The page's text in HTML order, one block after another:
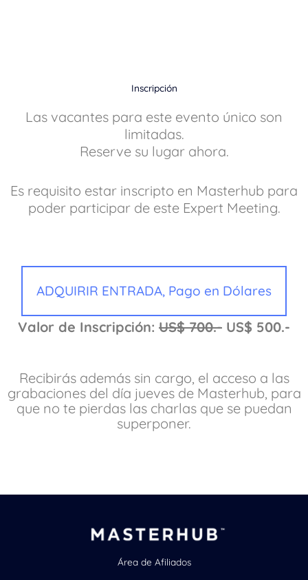
Inscripción
Las vacantes para este evento único son
limitadas.
Reserve su lugar ahora.
Es requisito estar inscripto en Masterhub para
poder participar de este Expert Meeting.
ADQUIRIR ENTRADA, Pago en Dólares
Valor de Inscripción: US$ 700.- US$ 500.-
Recibirás además sin cargo, el acceso a las
grabaciones del día jueves de Masterhub, para
que no te pierdas las charlas que se puedan
superponer.
Área de Afiliados